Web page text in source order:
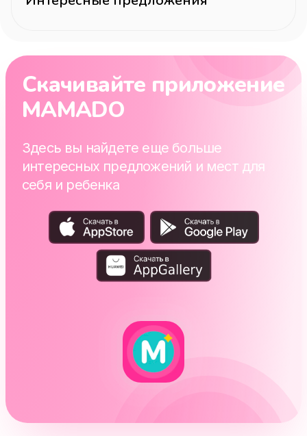
Скачивайте приложение
MAMADO
Здесь вы найдете еще больше
интересных предложений и мест для
себя и ребенка